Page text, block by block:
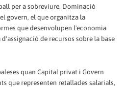
per a sobreviure. Dominació
govern, el que organitza la
que desenvolupen l'economia
de recursos sobre la base
quan Capital privat i Govern
que representen retallades salarials,